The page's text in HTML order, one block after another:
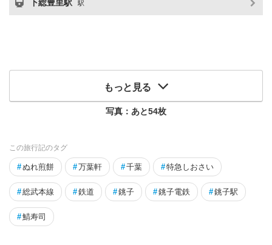
下総豊里駅 駅
もっと見る
写真：あと54枚
この旅行記のタグ
#ぬれ煎餅 #万葉軒 #千葉 #特急しおさい
#総武本線 #鉄道 #銚子 #銚子電鉄 #銚子駅
#鯖寿司